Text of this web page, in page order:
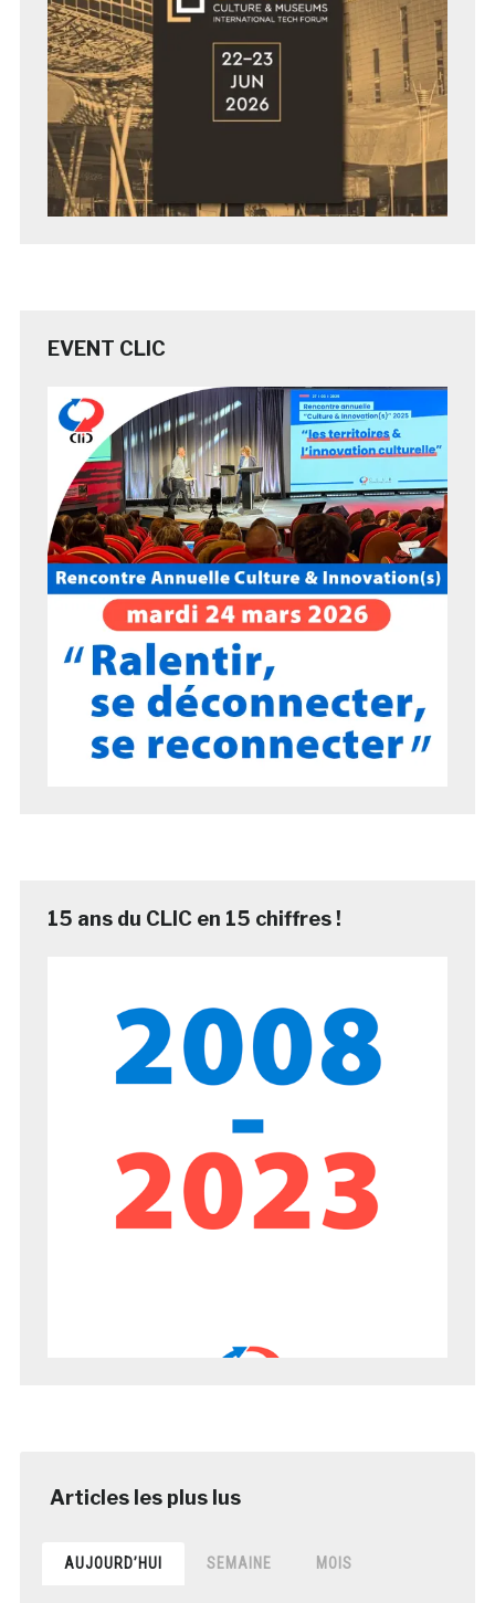
EVENT CLIC
15 ans du CLIC en 15 chiffres !
AUJOURD’HUI SEMAINE MOIS